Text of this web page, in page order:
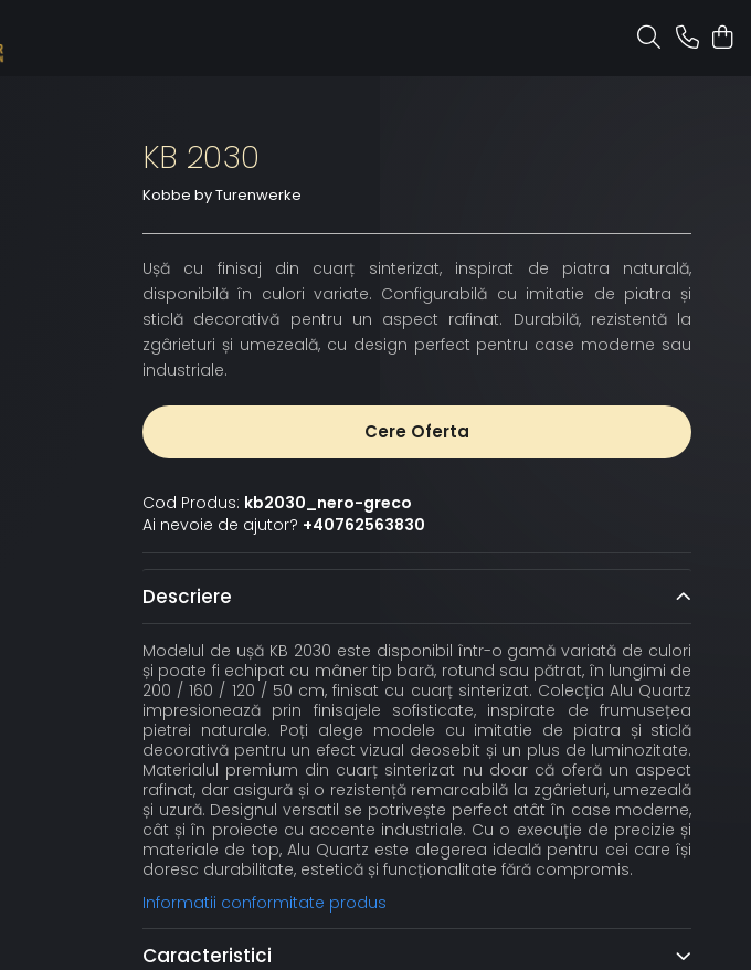
KB 2030
Kobbe by Turenwerke
Ușă cu finisaj din cuarț sinterizat, inspirat de piatra naturală,
disponibilă în culori variate. Configurabilă cu imitatie de piatra și
sticlă decorativă pentru un aspect rafinat. Durabilă, rezistentă la
zgârieturi și umezeală, cu design perfect pentru case moderne sau
industriale.
Cere Oferta
Cod Produs: kb2030_nero-greco
Ai nevoie de ajutor? +40762563830
Descriere
Modelul de ușă KB 2030 este disponibil într-o gamă variată de culori
și poate fi echipat cu mâner tip bară, rotund sau pătrat, în lungimi de
200 / 160 / 120 / 50 cm, finisat cu cuarț sinterizat. Colecția Alu Quartz
impresionează prin finisajele sofisticate, inspirate de frumusețea
pietrei naturale. Poți alege modele cu imitatie de piatra și sticlă
decorativă pentru un efect vizual deosebit și un plus de luminozitate.
Materialul premium din cuarț sinterizat nu doar că oferă un aspect
rafinat, dar asigură și o rezistență remarcabilă la zgârieturi, umezeală
și uzură. Designul versatil se potrivește perfect atât în case moderne,
cât și în proiecte cu accente industriale. Cu o execuție de precizie și
materiale de top, Alu Quartz este alegerea ideală pentru cei care își
doresc durabilitate, estetică și funcționalitate fără compromis.
Informatii conformitate produs
Caracteristici